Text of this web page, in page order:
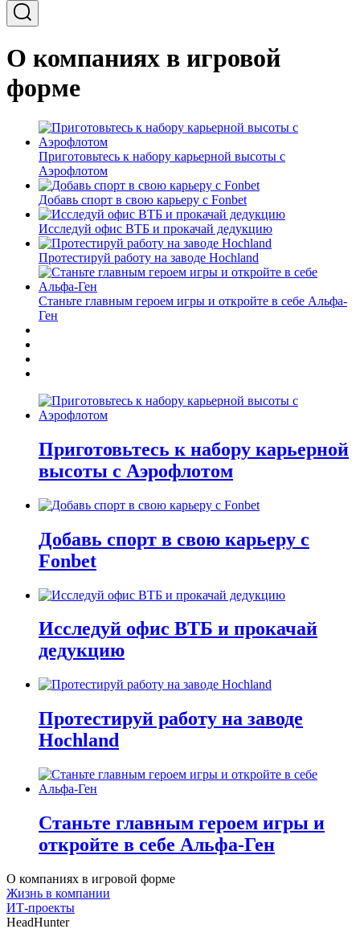
О компаниях в игровой
форме
Приготовьтесь к набору карьерной высоты с
Аэрофлотом
Добавь спорт в свою карьеру с Fonbet
Исследуй офис ВТБ и прокачай дедукцию
Протестируй работу на заводе Hochland
Станьте главным героем игры и откройте в себе Альфа-
Ген
Приготовьтесь к набору карьерной
высоты с Аэрофлотом
Добавь спорт в свою карьеру с
Fonbet
Исследуй офис ВТБ и прокачай
дедукцию
Протестируй работу на заводе
Hochland
Станьте главным героем игры и
откройте в себе Альфа-Ген
О компаниях в игровой форме
Жизнь в компании
ИТ-проекты
HeadHunter